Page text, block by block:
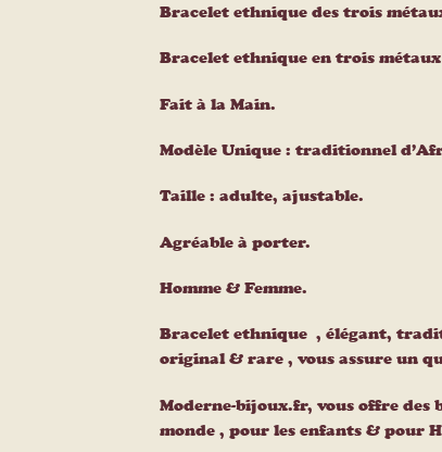
Bracelet ethnique des trois
Bracelet ethnique en trois
Fait à la Main.
Modèle Unique : traditionnel
Taille : adulte, ajustable.
Agréable à porter.
Homme & Femme.
Bracelet ethnique , élégant,
original & rare , vous assure un
Moderne-bijoux.fr, vous offre des
monde , pour les enfants & pour